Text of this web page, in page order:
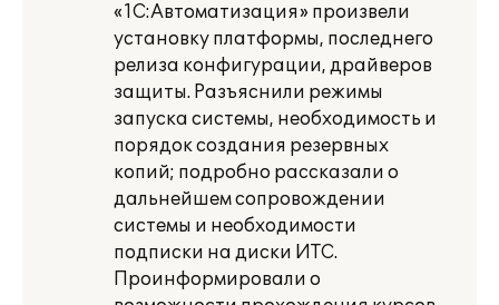
«1С:Автоматизация» произвели
установку платформы, последнего
релиза конфигурации, драйверов
защиты. Разъяснили режимы
запуска системы, необходимость и
порядок создания резервных
копий; подробно рассказали о
дальнейшем сопровождении
системы и необходимости
подписки на диски ИТС.
Проинформировали о